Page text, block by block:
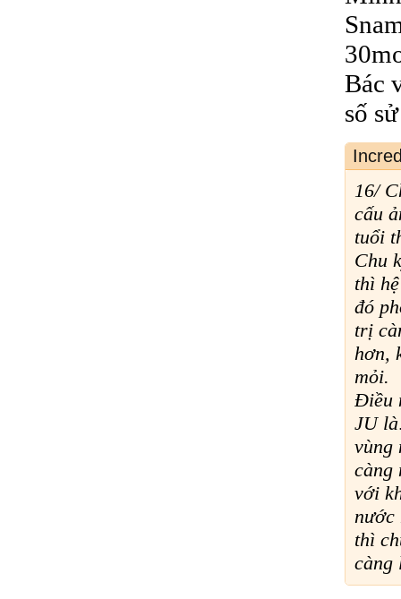
Bác
số
16/
cấu
tuổi
Chu
thì
đó
trị
hơn,
mỏi.
Điều
JU
vùng
càng
với
nước
thì
càng